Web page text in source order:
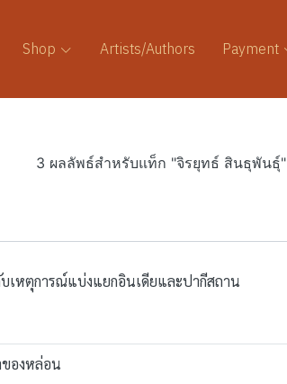
Shop Artists/Authors Payment
3 ผลลัพธ์สำหรับแท็ก "จิรยุทธ์ สินธุพันธุ์"
เหตุการณ์แบ่งแยกอินเดียและปากีสถาน
ของหล่อน